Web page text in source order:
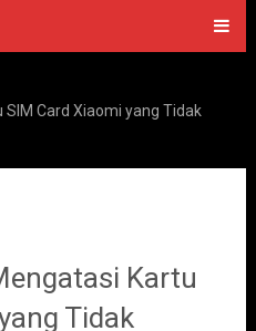
Card Xiaomi yang Tidak
Kartu
Tidak